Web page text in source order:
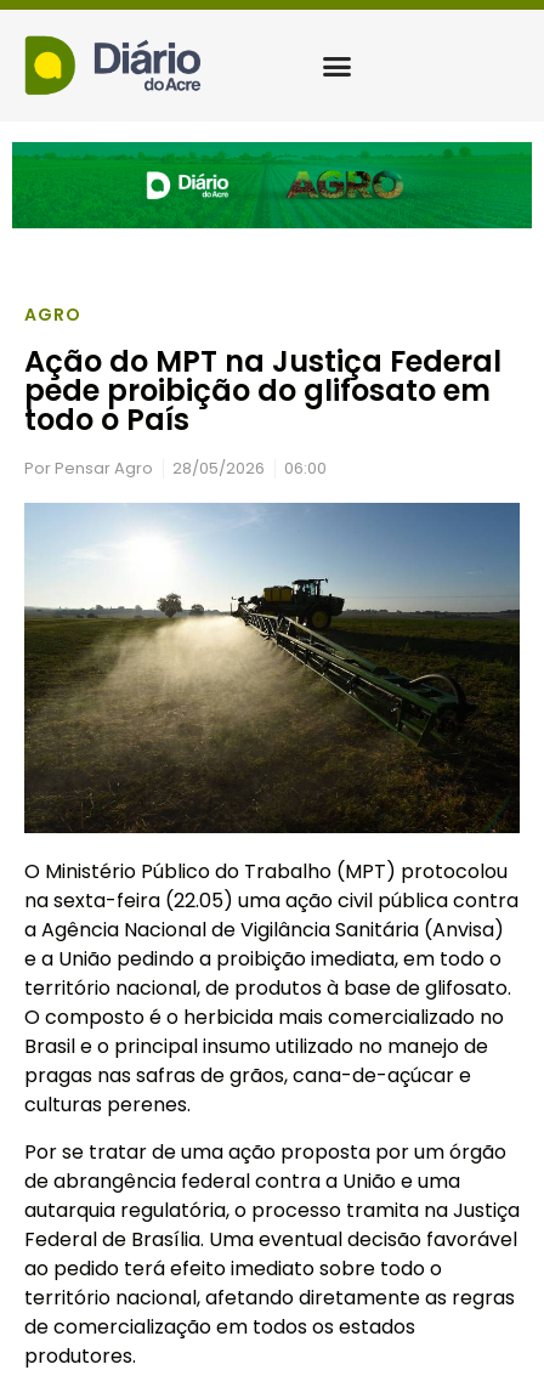
AGRO
Ação do MPT na Justiça Federal
pede proibição do glifosato em
todo o País
Por Pensar Agro 28/05/2026 06:00
O Ministério Público do Trabalho (MPT) protocolou
na sexta-feira (22.05) uma ação civil pública contra
a Agência Nacional de Vigilância Sanitária (Anvisa)
e a União pedindo a proibição imediata, em todo o
território nacional, de produtos à base de glifosato.
O composto é o herbicida mais comercializado no
Brasil e o principal insumo utilizado no manejo de
pragas nas safras de grãos, cana-de-açúcar e
culturas perenes.
Por se tratar de uma ação proposta por um órgão
de abrangência federal contra a União e uma
autarquia regulatória, o processo tramita na Justiça
Federal de Brasília. Uma eventual decisão favorável
ao pedido terá efeito imediato sobre todo o
território nacional, afetando diretamente as regras
de comercialização em todos os estados
produtores.